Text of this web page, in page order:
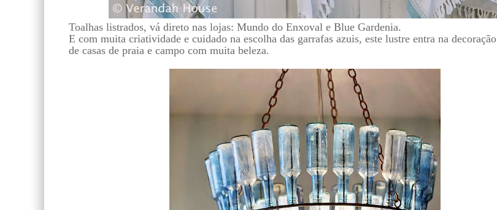
Toalhas listrados, vá direto nas lojas: Mundo do Enxoval e Blue Gardenia.
E com muita criatividade e cuidado na escolha das garrafas azuis, este lustre entra na decoração
de casas de praia e campo com muita beleza.